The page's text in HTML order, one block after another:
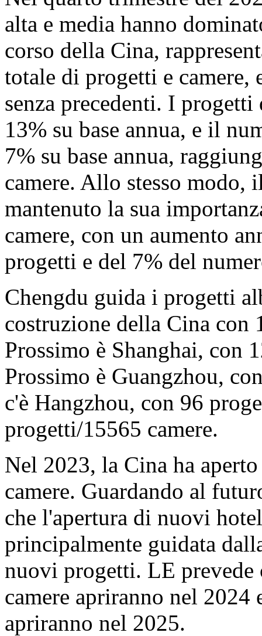
alta e media hanno
corso della Cina,
totale di progetti e camere,
senza precedenti. I
13% su base annua, e il
7% su base annua,
camere. Allo stesso modo,
mantenuto la sua
camere, con un aumento
progetti e del 7% del
Chengdu guida i progetti
costruzione della Cina con
Prossimo è Shanghai, con
Prossimo è Guangzhou,
c'è Hangzhou, con 96
progetti/15565 camere.
Nel 2023, la Cina ha
camere. Guardando al
che l'apertura di nuovi
principalmente guidata
nuovi progetti. LE
camere apriranno nel
apriranno nel 2025.